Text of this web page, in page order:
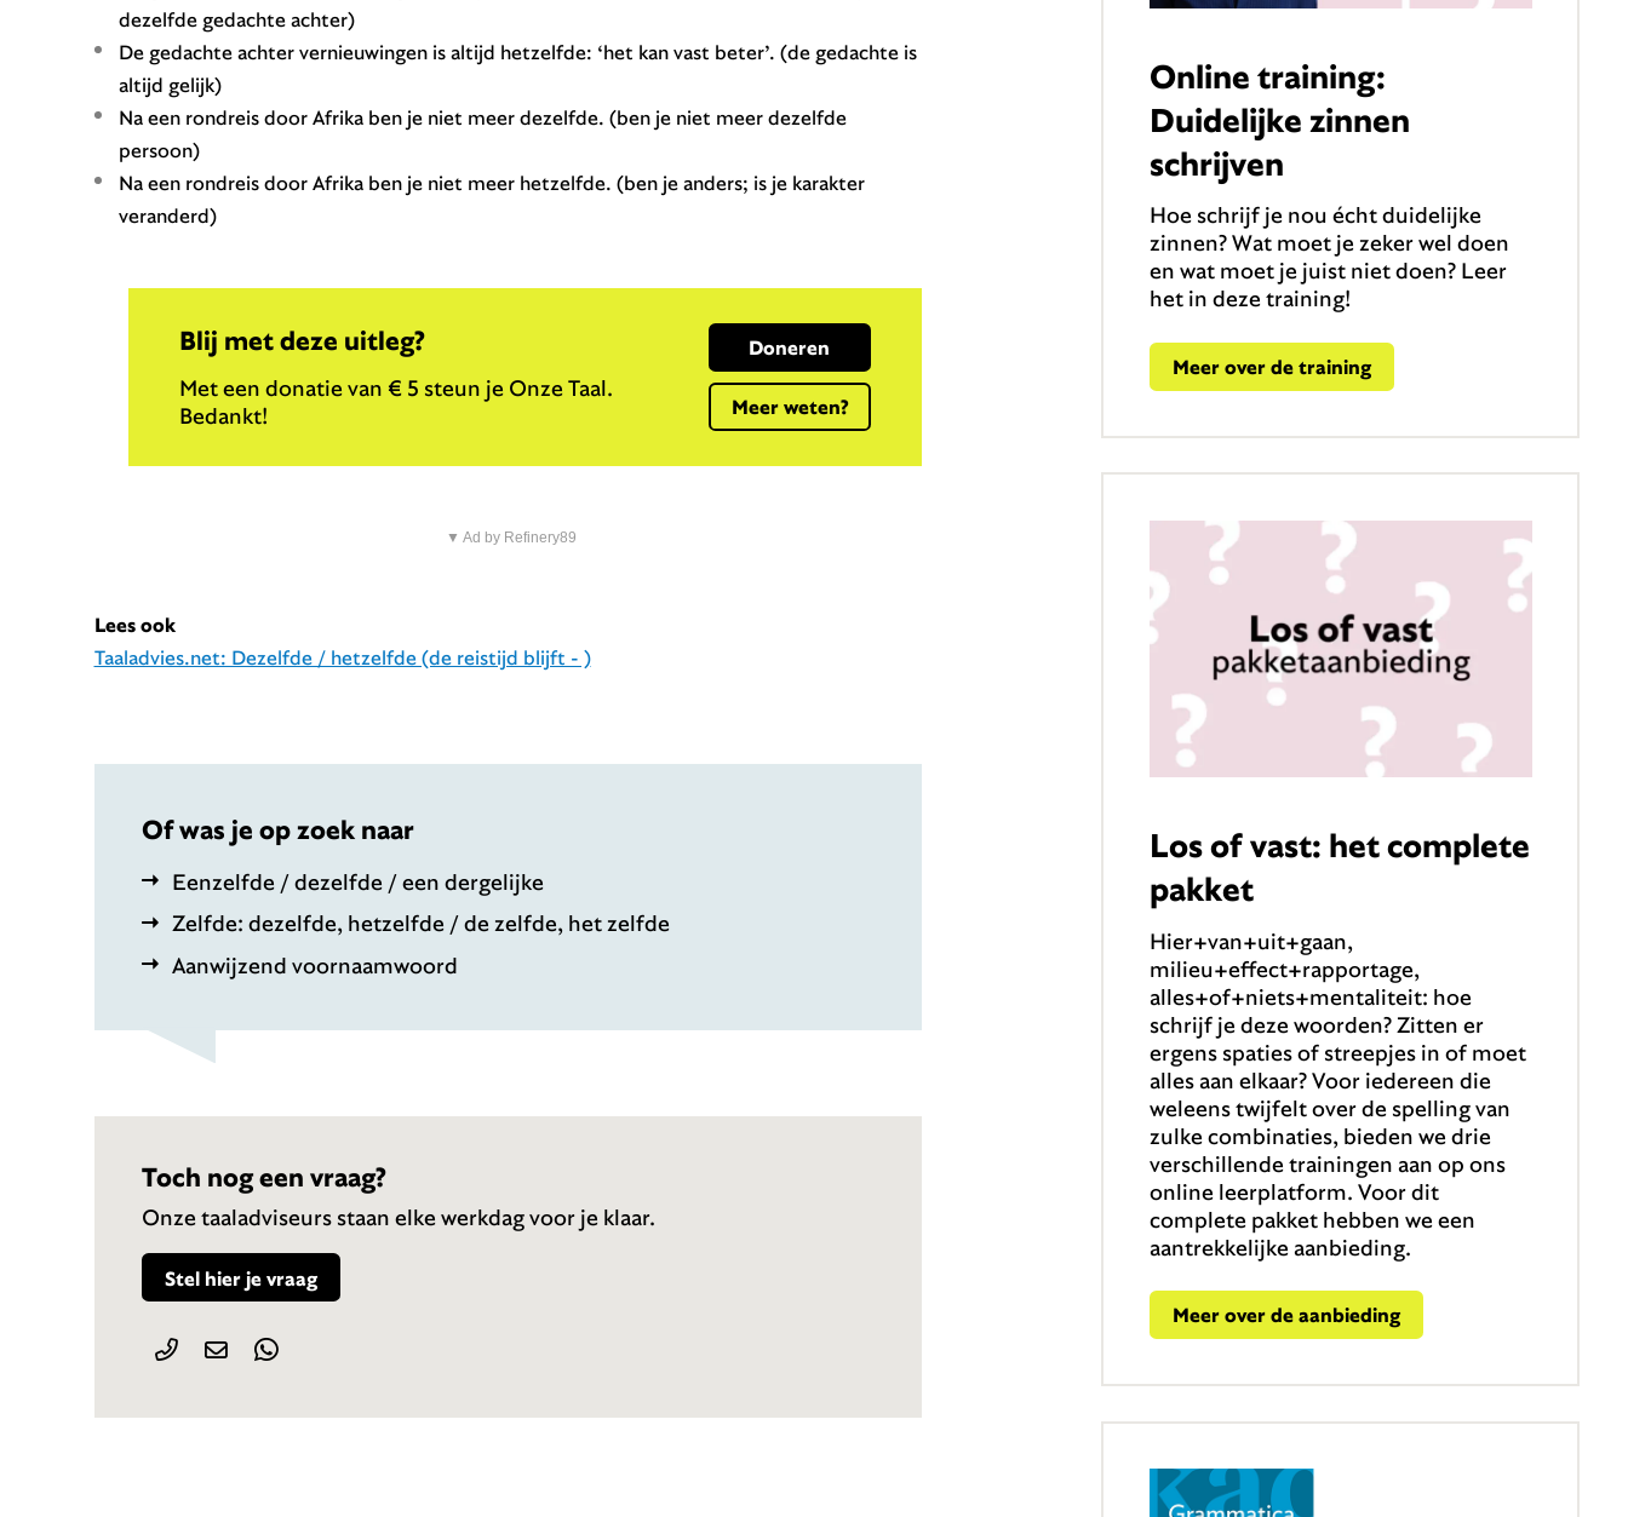
dezelfde gedachte achter)
De gedachte achter vernieuwingen is altijd hetzelfde: ‘het kan vast beter’. (de gedachte is
altijd gelijk)
Na een rondreis door Afrika ben je niet meer dezelfde. (ben je niet meer dezelfde
persoon)
Na een rondreis door Afrika ben je niet meer hetzelfde. (ben je anders; is je karakter
veranderd)
Blij met deze uitleg?
Met een donatie van € 5 steun je Onze Taal.
Bedankt!
Doneren
Meer weten?
▼ Ad by Refinery89
Lees ook
Taaladvies.net: Dezelfde / hetzelfde (de reistijd blijft - )
Of was je op zoek naar
Eenzelfde / dezelfde / een dergelijke
Zelfde: dezelfde, hetzelfde / de zelfde, het zelfde
Aanwijzend voornaamwoord
Toch nog een vraag?
Onze taaladviseurs staan elke werkdag voor je klaar.
Stel hier je vraag
Online training:
Duidelijke zinnen
schrijven
Hoe schrijf je nou écht duidelijke
zinnen? Wat moet je zeker wel doen
en wat moet je juist niet doen? Leer
het in deze training!
Meer over de training
Los of vast: het complete
pakket
Hier+van+uit+gaan,
milieu+effect+rapportage,
alles+of+niets+mentaliteit: hoe
schrijf je deze woorden? Zitten er
ergens spaties of streepjes in of moet
alles aan elkaar? Voor iedereen die
weleens twijfelt over de spelling van
zulke combinaties, bieden we drie
verschillende trainingen aan op ons
online leerplatform. Voor dit
complete pakket hebben we een
aantrekkelijke aanbieding.
Meer over de aanbieding